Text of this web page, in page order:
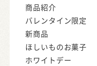
商品紹介
バレンタイン限定
新商品
ほしいものお菓子
ホワイトデー